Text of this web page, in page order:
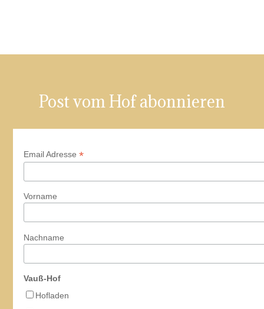
Post vom Hof abonnieren
Email Adresse*
Vorname
Nachname
Vauß-Hof
Hofladen